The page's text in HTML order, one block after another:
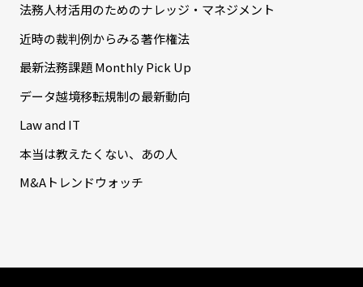
法務人材活用のためのナレッジ・マネジメント
近時の裁判例からみる著作権法
最新法務課題 Monthly Pick Up
データ越境移転規制の最新動向
Law and IT
本当は教えたくない、あの人
M&Aトレンドウォッチ